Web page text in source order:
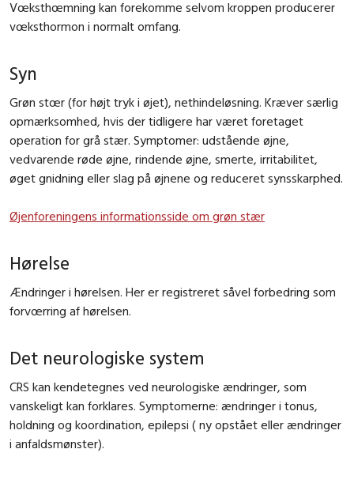
Vœksthœmning kan forekomme selvom kroppen producerer
vœksthormon i normalt omfang.
Syn
Grøn stœr (for højt tryk i øjet), nethindeløsning. Kræver særlig
opmærksomhed, hvis der tidligere har været foretaget
operation for grå stær. Symptomer: udstående øjne,
vedvarende røde øjne, rindende øjne, smerte, irritabilitet,
øget gnidning eller slag på øjnene og reduceret synsskarphed.
Øjenforeningens informationsside om grøn stær
Hørelse
Ændringer i hørelsen. Her er registreret såvel forbedring som
forvœrring af hørelsen.
Det neurologiske system
CRS kan kendetegnes ved neurologiske ændringer, som
vanskeligt kan forklares. Symptomerne: ændringer i tonus,
holdning og koordination, epilepsi ( ny opstået eller ændringer
i anfaldsmønster).